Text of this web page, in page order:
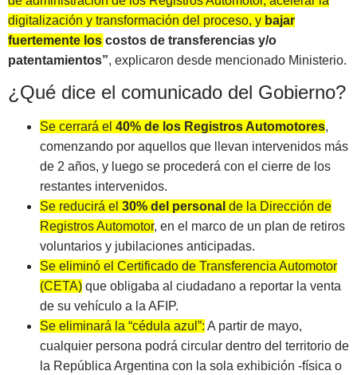
digitalización y transformación del proceso, y bajar
fuertemente los costos de transferencias y/o
patentamientos”, explicaron desde mencionado Ministerio.
¿Qué dice el comunicado del Gobierno?
Se cerrará el 40% de los Registros Automotores,
comenzando por aquellos que llevan intervenidos más
de 2 años, y luego se procederá con el cierre de los
restantes intervenidos.
Se reducirá el 30% del personal de la Dirección de
Registros Automotor, en el marco de un plan de retiros
voluntarios y jubilaciones anticipadas.
Se eliminó el Certificado de Transferencia Automotor
(CETA) que obligaba al ciudadano a reportar la venta
de su vehículo a la AFIP.
Se eliminará la “cédula azul”: A partir de mayo,
cualquier persona podrá circular dentro del territorio de
la República Argentina con la sola exhibición -física o